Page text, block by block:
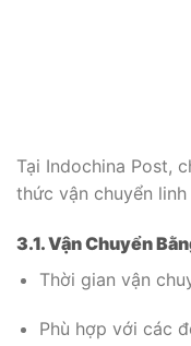
Tại Indochina Post,
thức vận chuyển
3.1. Vận Chuyển
Thời gian vận
Phù hợp với các